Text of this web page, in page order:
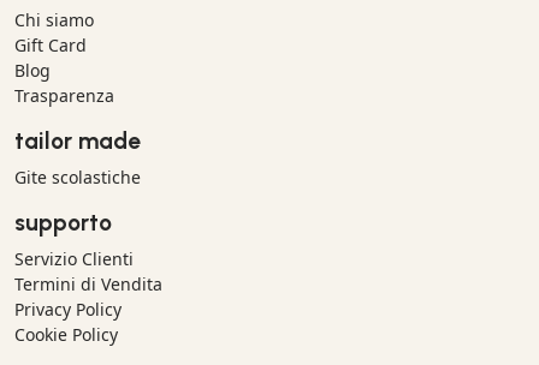
Chi siamo
Gift Card
Blog
Trasparenza
tailor made
Gite scolastiche
supporto
Servizio Clienti
Termini di Vendita
Privacy Policy
Cookie Policy